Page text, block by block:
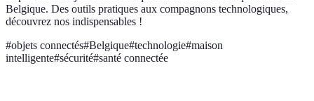
Belgique. Des outils pratiques aux compagnons technologiques,
découvrez nos indispensables !
#objets connectés#Belgique#technologie#maison
intelligente#sécurité#santé connectée